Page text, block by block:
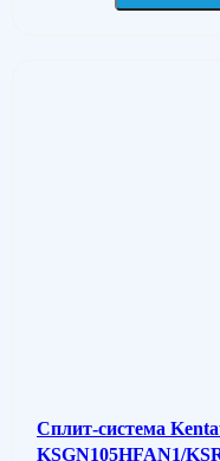
Сплит-система
KSGN105HFAN1/